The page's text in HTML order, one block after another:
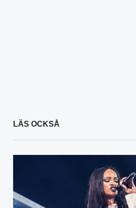
LÄS OCKSÅ